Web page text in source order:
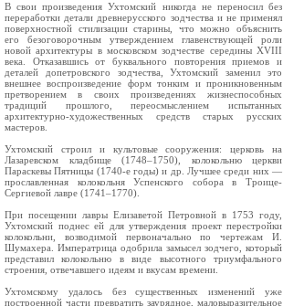
В свои произведения Ухтомский никогда не переносил без
переработки детали древнерусского зодчества и не применял
поверхностной стилизации старины, что можно объяснить
его безоговорочным утверждением главенствующей роли
новой архитектуры в московском зодчестве середины XVIII
века. Отказавшись от буквального повторения приемов и
деталей допетровского зодчества, Ухтомский заменил это
внешнее воспроизведение форм тонким и проникновенным
претворением в своих произведениях жизнеспособных
традиций прошлого, переосмыслением испытанных
архитектурно-художественных средств старых русских
мастеров.
Ухтомский строил и культовые сооружения: церковь на
Лазаревском кладбище (1748–1750), колокольню церкви
Параскевы Пятницы (1740-е годы) и др. Лучшее среди них —
прославленная колокольня Успенского собора в Троице-
Сергиевой лавре (1741–1770).
При посещении лавры Елизаветой Петровной в 1753 году,
Ухтомский поднес ей для утверждения проект перестройки
колокольни, возводимой первоначально по чертежам И.
Шумахера. Императрица одобрила замысел зодчего, который
представил колокольню в виде высотного триумфального
строения, отвечавшего идеям и вкусам времени.
Ухтомскому удалось без существенных изменений уже
построенной части превратить заурядное, маловыразительное